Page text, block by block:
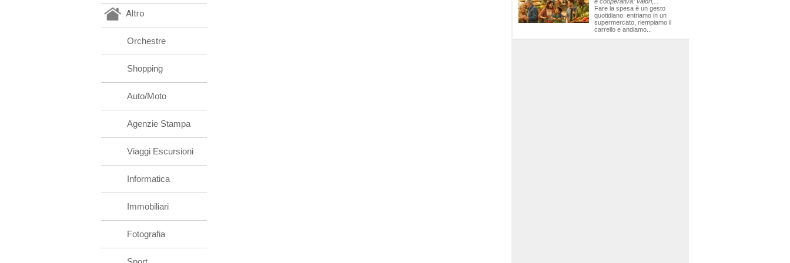
Altro
Orchestre
Shopping
Auto/Moto
Agenzie Stampa
Viaggi Escursioni
Informatica
Immobiliari
Fotografia
Fare la spesa è un gesto
quotidiano: entriamo in un
supermercato, riempiamo il
carrello e andiamo...